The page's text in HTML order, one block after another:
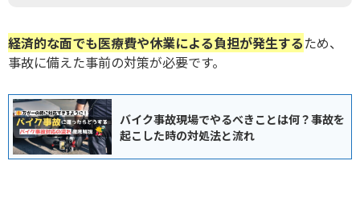
経済的な面でも医療費や休業による負担が発生するため、
事故に備えた事前の対策が必要です。
バイク事故現場でやるべきことは何？事故を
起こした時の対処法と流れ